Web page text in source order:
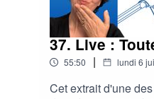
37. Live :
55:50 | lundi 6
Cet extrait d'une